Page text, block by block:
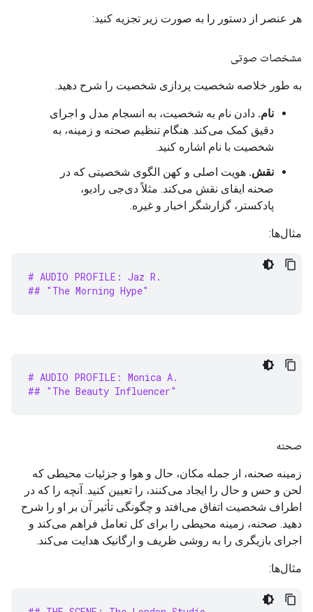
هر عنصر از دستور را به صورت زیر تجزیه کنید:
مشخصات صوتی
به طور خلاصه شخصیت پردازی شخصیت را شرح دهید.
نام. دادن نام به شخصیت، به انسجام مدل و اجرای
دقیق کمک می‌کند. هنگام تنظیم صحنه و زمینه، به
شخصیت با نام اشاره کنید.
نقش. هویت اصلی و کهن الگوی شخصیتی که در
صحنه ایفای نقش می‌کند. مثلاً دی‌جی رادیو،
پادکستر، گزارشگر اخبار و غیره.
مثال‌ها:
# AUDIO PROFILE: Jaz R.
## "The Morning Hype"
# AUDIO PROFILE: Monica A.
## "The Beauty Influencer"
صحنه
زمینه صحنه، از جمله مکان، حال و هوا و جزئیات محیطی که
لحن و حس و حال را ایجاد می‌کنند، را تعیین کنید. آنچه را که در
اطراف شخصیت اتفاق می‌افتد و چگونگی تأثیر آن بر او را شرح
دهید. صحنه، زمینه محیطی را برای کل تعامل فراهم می‌کند و
اجرای بازیگری را به روشی ظریف و ارگانیک هدایت می‌کند.
مثال‌ها: